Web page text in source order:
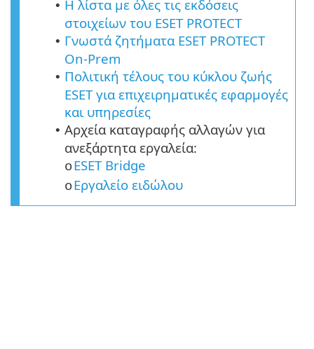
• Η λίστα με όλες τις εκδόσεις
στοιχείων του ESET PROTECT
• Γνωστά ζητήματα ESET PROTECT
On-Prem
• Πολιτική τέλους του κύκλου ζωής
ESET για επιχειρηματικές εφαρμογές
και υπηρεσίες
• Αρχεία καταγραφής αλλαγών για
ανεξάρτητα εργαλεία:
oESET Bridge
oΕργαλείο ειδώλου